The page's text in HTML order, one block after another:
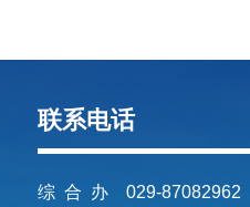
联系电话
综 合 办 029-87082962